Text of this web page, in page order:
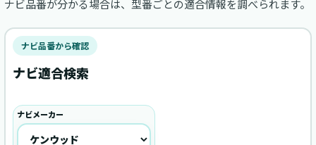
ナビ品番が分かる場合は、型番ごとの適合情報を調べられます。
ナビ品番から確認
ナビ適合検索
ナビメーカー